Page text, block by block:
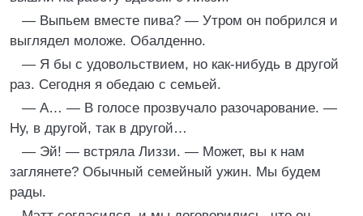
— Выпьем вместе пива? — Утром он побрился и
выглядел моложе. Обалденно.
— Я бы с удовольствием, но как-нибудь в другой
раз. Сегодня я обедаю с семьей.
— А… — В голосе прозвучало разочарование. —
Ну, в другой, так в другой…
— Эй! — встряла Лиззи. — Может, вы к нам
заглянете? Обычный семейный ужин. Мы будем
рады.